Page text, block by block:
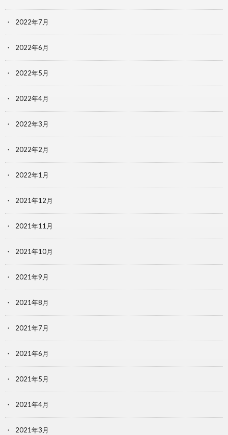
2022年7月
2022年6月
2022年5月
2022年4月
2022年3月
2022年2月
2022年1月
2021年12月
2021年11月
2021年10月
2021年9月
2021年8月
2021年7月
2021年6月
2021年5月
2021年4月
2021年3月